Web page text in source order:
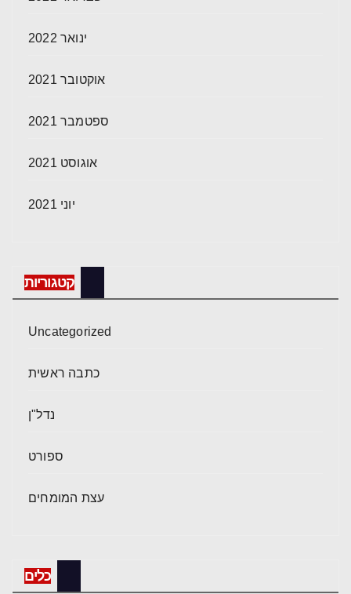
ינואר 2022
אוקטובר 2021
ספטמבר 2021
אוגוסט 2021
יוני 2021
קטגוריות
Uncategorized
כתבה ראשית
נדל"ן
ספורט
עצת המומחים
כלים